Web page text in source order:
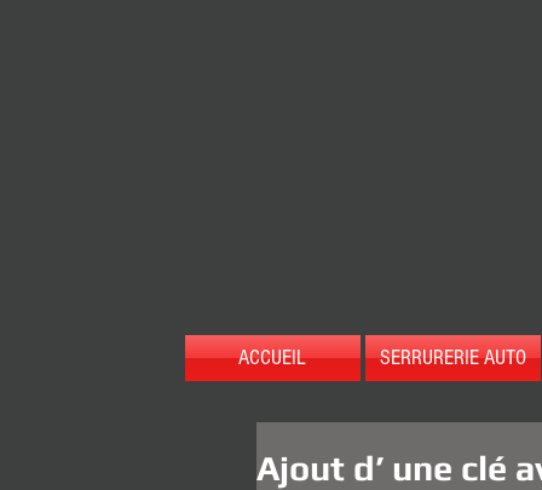
ACCUEIL SERRURERIE AUTO
Ajout d’ une clé